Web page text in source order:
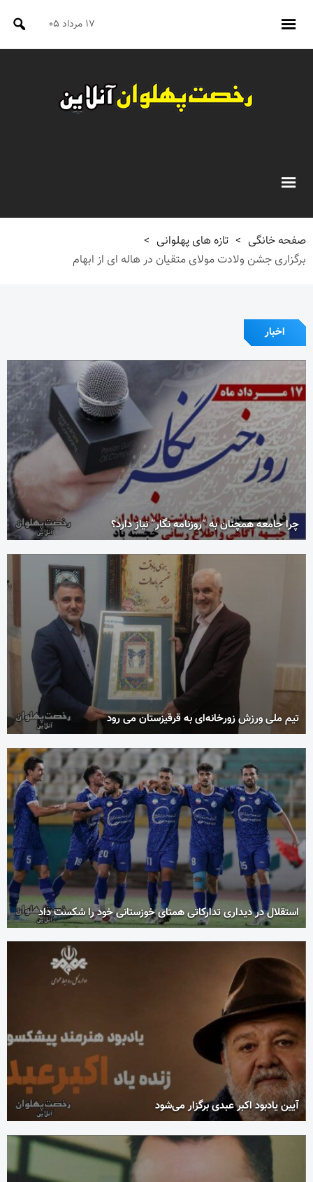
۱۷ مرداد ۰۵
صفحه خانگی > تازه های پهلوانی >
برگزاری جشن ولادت مولای متقیان در هاله ای از ابهام
اخبار
چرا جامعه همچنان به “روزنامه نگار” نیاز دارد؟
تیم ملی ورزش زورخانه‌ای به قرقیزستان می رود
استقلال در دیداری تدارکاتی همتای خوزستانی خود را شکست داد
آیین یادبود اکبر عبدی برگزار می‌شود